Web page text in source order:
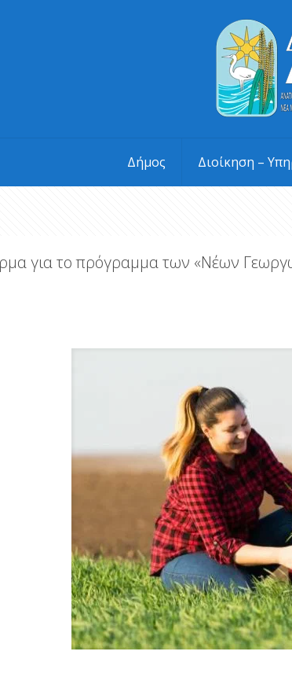
Δήμος Διοίκηση –
για το πρόγραμμα των «Νέων